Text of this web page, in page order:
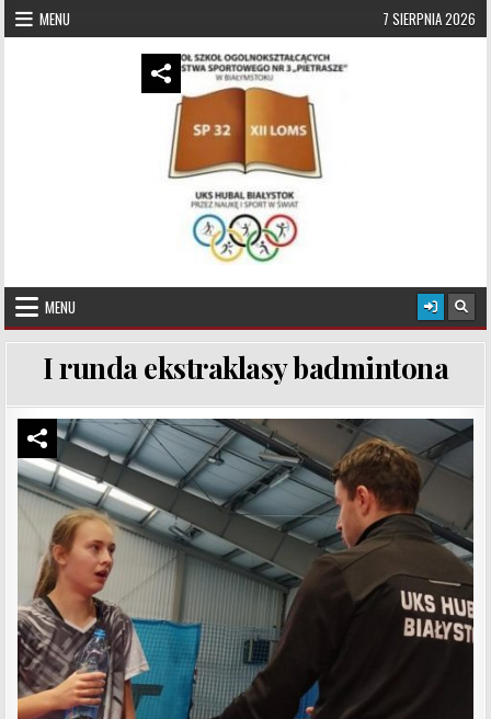
Skip to content
MENU 7 SIERPNIA 2026
UKS Hubal Białystok
MENU
I runda ekstraklasy badmintona